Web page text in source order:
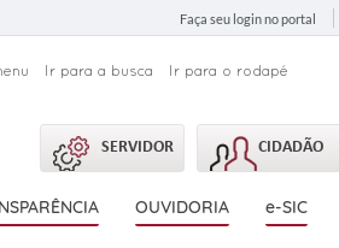
Faça seu login no portal
Ir para a busca Ir para o rodapé
SERVIDOR CIDADÃO
OUVIDORIA e-SIC